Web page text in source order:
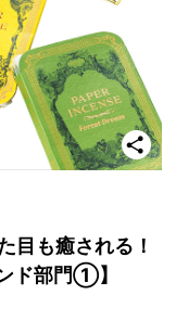
目も癒される！
ド部門①】